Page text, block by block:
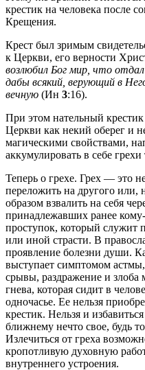
крестик на человека после
Крещения.
Крест был зримым
к Церкви, его верности
возлюбил Бог мир, что
дабы всякий, верующий в
вечную (Ин 3:16).
При этом нательный
Церкви как некий оберег и
магическими свойствами,
аккумулировать в себе
Теперь о грехе. Грех — это
переложить на другого или,
образом взвалить на себя
принадлежавших ранее
проступок, который служит
или иной страсти. В
проявление болезни души.
выступает симптомом
срывы, раздражение и злоба
гнева, которая сидит в
одночасье. Ее нельзя
крестик. Нельзя и
ближнему нечто свое, будь
Излечиться от греха
кропотливую духовную
внутреннего устроения.